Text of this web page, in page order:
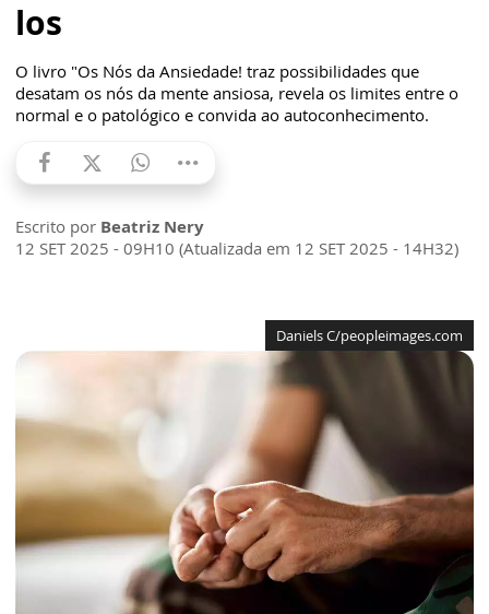
los
O livro "Os Nós da Ansiedade! traz possibilidades que
desatam os nós da mente ansiosa, revela os limites entre o
normal e o patológico e convida ao autoconhecimento.
Escrito por Beatriz Nery
12 SET 2025 - 09H10 (Atualizada em 12 SET 2025 - 14H32)
Daniels C/peopleimages.com